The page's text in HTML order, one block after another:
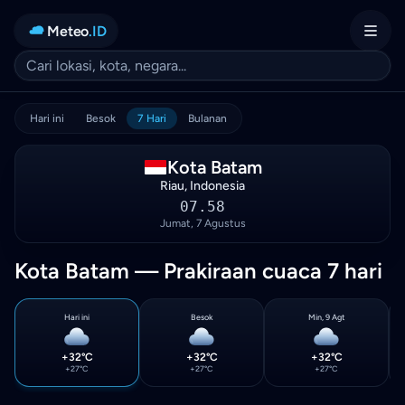
Meteo.ID
Hari ini Besok 7 Hari Bulanan
Kota Batam
Riau, Indonesia
07.58
Jumat, 7 Agustus
Kota Batam — Prakiraan cuaca 7 hari
Hari ini
+32°C
+27°C
Besok
+32°C
+27°C
Min, 9 Agt
+32°C
+27°C